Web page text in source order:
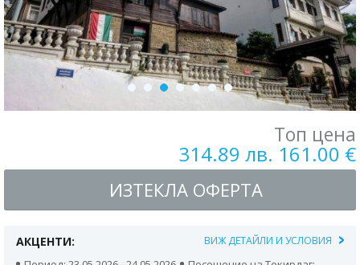
Топ цена
314.89 лв. 161.00 €
ИЗТЕКЛА ОФЕРТА
АКЦЕНТИ: ВИЖ ДЕТАЙЛИ И УСЛОВИЯ